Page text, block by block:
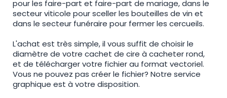
pour les faire-part et faire-part de mariage, dans le
secteur viticole pour sceller les bouteilles de vin et
dans le secteur funéraire pour fermer les cercueils.
L'achat est très simple, il vous suffit de choisir le
diamètre de votre cachet de cire à cacheter rond,
et de télécharger votre fichier au format vectoriel.
Vous ne pouvez pas créer le fichier? Notre service
graphique est à votre disposition.